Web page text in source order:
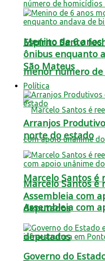
Espírito Santo
menor número
Marcelo Santos
Assembleia com
deputados
Menino de 6
ônibus enquanto
São Mateus
Política
Arranjos
norte do estado
Marcelo Santos é
Assembleia com
deputados
Governo do